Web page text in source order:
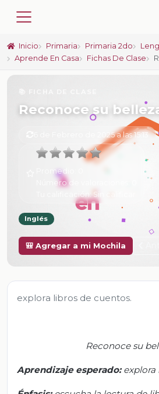
Inicio Primaria Primaria 2do
Aprende En Casa
Fichas De Clase
Reconoce su
6 de Febrero de 2025 a las 15:13
Promedio:
Número de valoraciones:
Tu calificación: Sin calificar
Inglés
🎒 Agregar a mi Mochila
explora libros de cuentos.
Reconoce su
Aprendizaje esperado: explora